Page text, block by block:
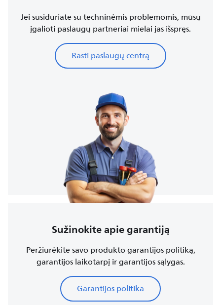
Jei susiduriate su techninėmis problemomis, mūsų
įgalioti paslaugų partneriai mielai jas išspręs.
Rasti paslaugų centrą
Sužinokite apie garantiją
Peržiūrėkite savo produkto garantijos politiką,
garantijos laikotarpį ir garantijos sąlygas.
Garantijos politika